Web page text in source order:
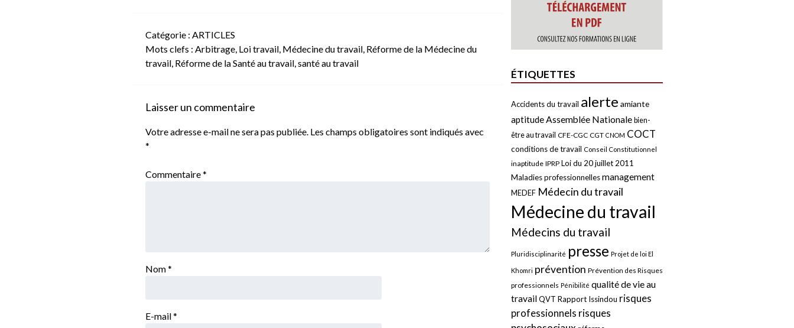
Catégorie : ARTICLES
Mots clefs : Arbitrage, Loi travail, Médecine du travail, Réforme de la Médecine du
travail, Réforme de la Santé au travail,santé au travail
Laisser un commentaire
Votre adresse e-mail ne sera pas publiée. Les champs obligatoires sont indiqués avec
*
Commentaire*
Nom*
E-mail*
ÉTIQUETTES
Accidents du travail alerte amiante
aptitudeAssemblée Nationale bien-
être au travail CFE-CGC CGT CNOM COCT
conditions de travail Conseil Constitutionnel
inaptitude IPRP Loi du 20 juillet 2011
Maladies professionnellesmanagement
MEDEF Médecin du travail
Médecine du travail
Médecins du travail
Pluridisciplinarité presse Projet de loi El
Khomri prévention Prévention des Risques
professionnels Pénibilité qualité de vie au
travailQVT Rapport Issindou risques
professionnels risques